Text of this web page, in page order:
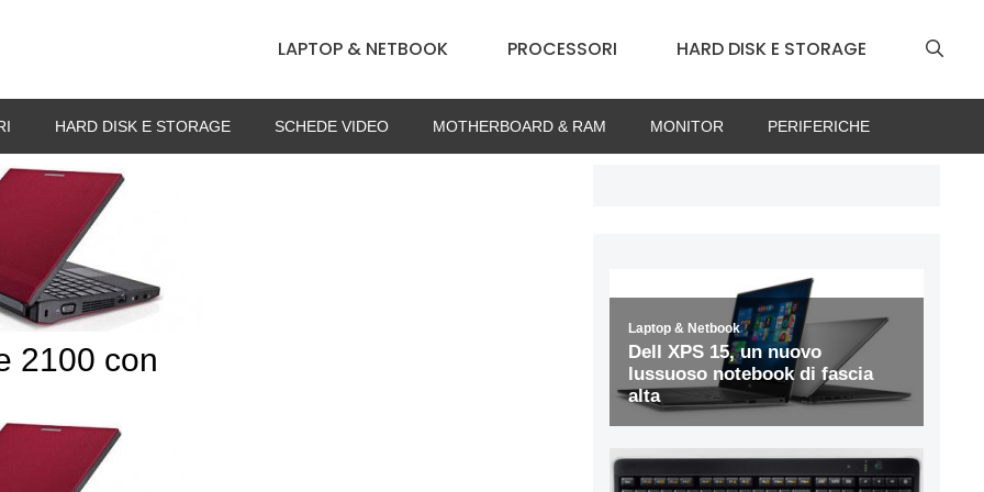
LAPTOP & NETBOOK PROCESSORI HARD DISK E STORAGE
HARD DISK E STORAGE SCHEDE VIDEO MOTHERBOARD & RAM MONITOR PERIFERICHE
2100 con